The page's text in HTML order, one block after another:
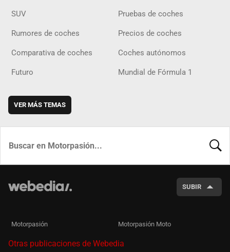
SUV Pruebas de coches
Rumores de coches Precios de coches
Comparativa de coches Coches autónomos
Futuro Mundial de Fórmula 1
VER MÁS TEMAS
SUBIR
Motorpasión Motorpasión Moto
Otras publicaciones de Webedia